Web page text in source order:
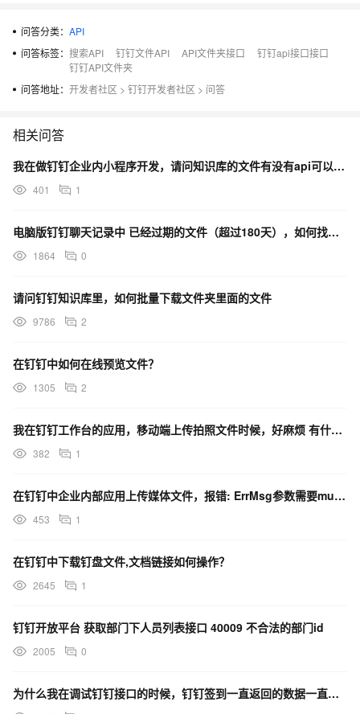
问答分类： API
问答标签： 搜索API 钉钉文件API API文件夹接口
钉钉api接口接口
钉钉API文件夹
问答地址： 开发者社区 > 钉钉开发者社区 > 问答
相关问答
我在做钉钉企业内小程序开发，请问知识库的文件有没有api可以下载
401 1
电脑版钉钉聊天记录中 已经过期的文件（超过180天），如何找回？有没有可能从安装路径的缓存文件中找回
1864 0
请问钉钉知识库里，如何批量下载文件夹里面的文件
9786 2
在钉钉中如何在线预览文件？
1305 2
我在钉钉工作台的应用，移动端上传拍照文件时候，好麻烦 有什么好办法吗？
382 1
在钉钉中企业内部应用上传媒体文件，报错: ErrMsg参数需要multipart类型，如何解决？
453 1
在钉钉中下载钉盘文件,文档链接如何操作？
2645 1
钉钉开放平台 获取部门下人员列表接口 40009 不合法的部门id
2005 0
为什么我在调试钉钉接口的时候，钉钉签到一直返回的数据一直是空的？